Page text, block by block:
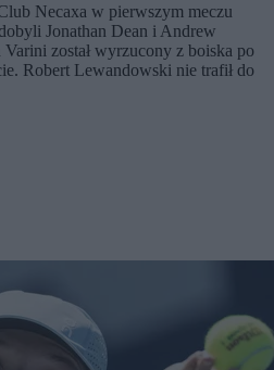
Necaxa w pierwszym meczu
Jonathan Dean i Andrew
został wyrzucony z boiska po
Robert Lewandowski nie trafił do